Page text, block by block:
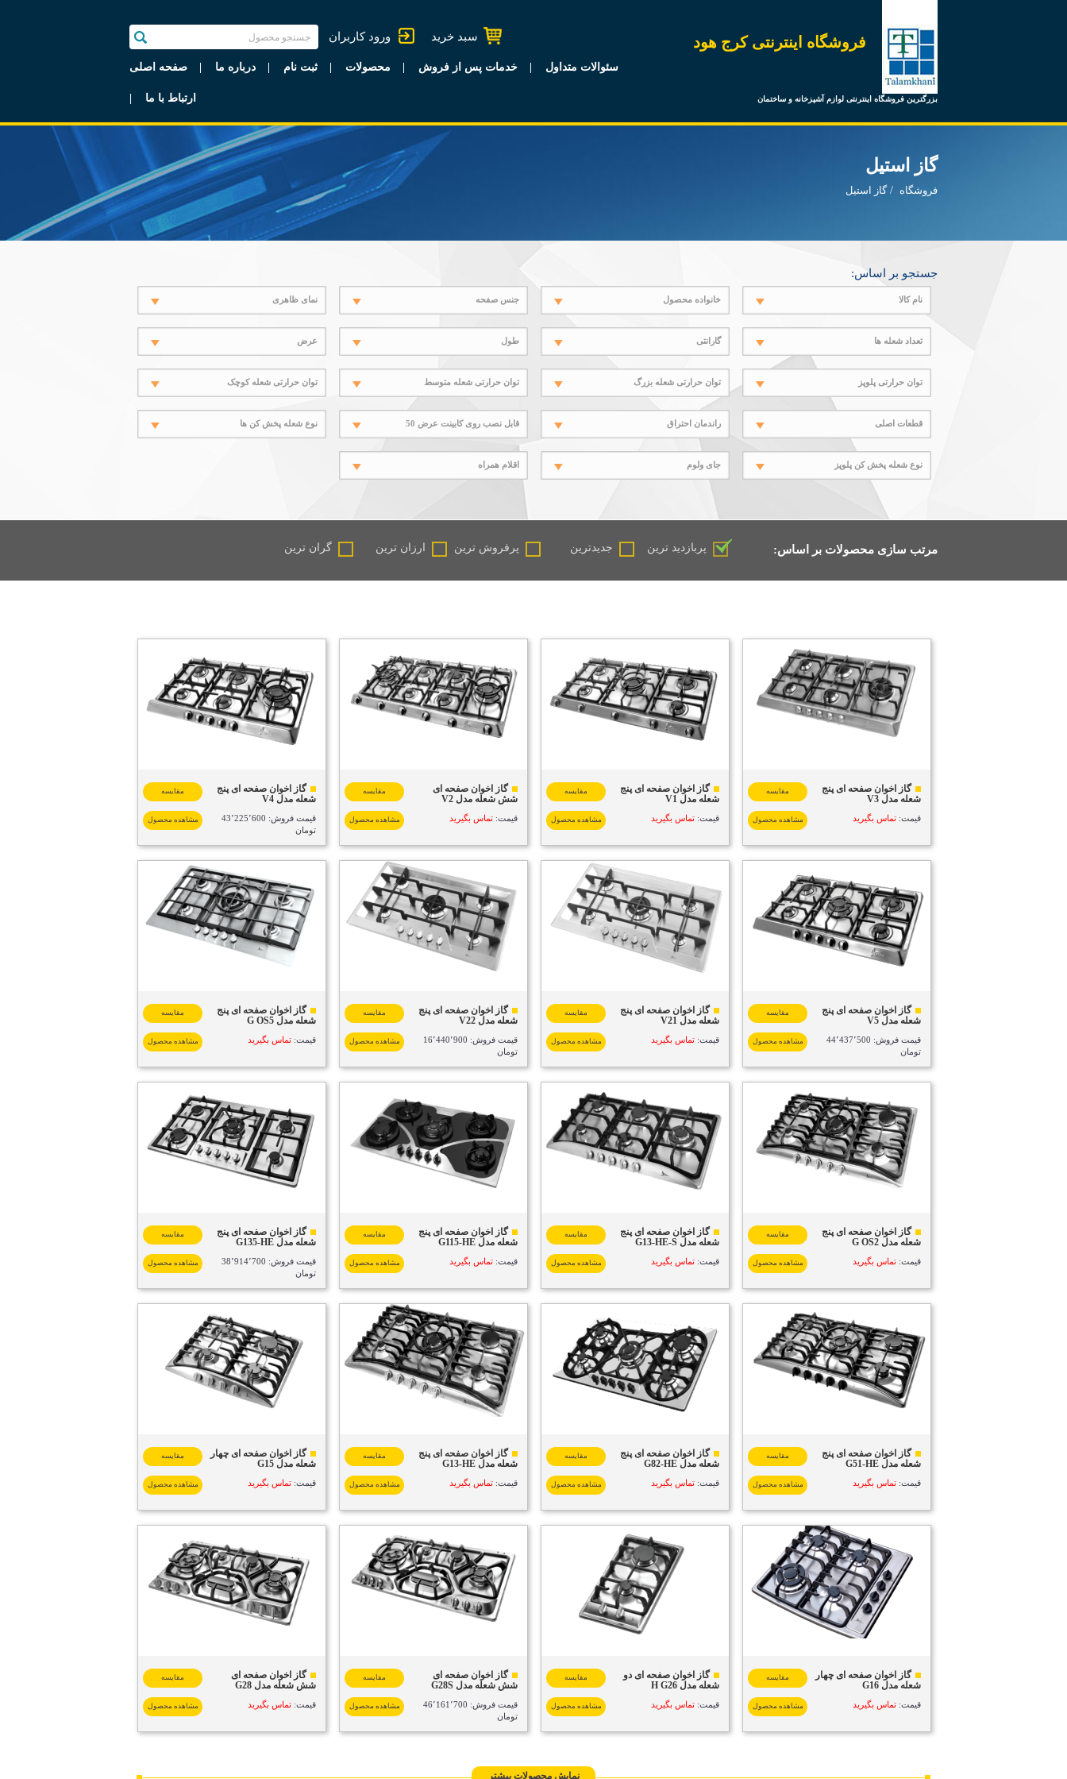
فروشگاه اینترنتی کرج هود
بزرگترین فروشگاه اینترنتی لوازم آشپزخانه و ساختمان
ورود کاربران سبد خرید
صفحه اصلی درباره ما ثبت نام محصولات خدمات پس از فروش سئوالات متداول
ارتباط با ما
گاز استیل
فروشگاه گاز استیل
جستجو بر اساس:
نام کالا خانواده محصول جنس صفحه نمای ظاهری
تعداد شعله ها گارانتی طول عرض
توان حرارتی پلوپز توان حرارتی شعله بزرگ توان حرارتی شعله متوسط توان حرارتی شعله کوچک
قطعات اصلی راندمان احتراق قابل نصب روی کابینت عرض 50 نوع شعله پخش کن ها
نوع شعله پخش کن پلوپز جای ولوم اقلام همراه
مرتب سازی محصولات بر اساس: پربازدید ترین جدیدترین پرفروش ترین ارزان ترین گران ترین
گاز اخوان صفحه ای پنج
شعله مدل V3
قیمت: تماس بگیرید
مقایسه
مشاهده محصول
گاز اخوان صفحه ای پنج
شعله مدل V1
قیمت: تماس بگیرید
مقایسه
مشاهده محصول
گاز اخوان صفحه ای
شش شعله مدل V2
قیمت: تماس بگیرید
مقایسه
مشاهده محصول
گاز اخوان صفحه ای پنج
شعله مدل V4
قیمت فروش: 43٬225٬600
تومان
مقایسه
مشاهده محصول
گاز اخوان صفحه ای پنج
شعله مدل V5
قیمت فروش: 44٬437٬500
تومان
مقایسه
مشاهده محصول
گاز اخوان صفحه ای پنج
شعله مدل V21
قیمت: تماس بگیرید
مقایسه
مشاهده محصول
گاز اخوان صفحه ای پنج
شعله مدل V22
قیمت فروش: 16٬440٬900
تومان
مقایسه
مشاهده محصول
گاز اخوان صفحه ای پنج
شعله مدل G OS5
قیمت: تماس بگیرید
مقایسه
مشاهده محصول
گاز اخوان صفحه ای پنج
شعله مدل G OS2
قیمت: تماس بگیرید
مقایسه
مشاهده محصول
گاز اخوان صفحه ای پنج
شعله مدل G13-HE-S
قیمت: تماس بگیرید
مقایسه
مشاهده محصول
گاز اخوان صفحه ای پنج
شعله مدل G115-HE
قیمت: تماس بگیرید
مقایسه
مشاهده محصول
گاز اخوان صفحه ای پنج
شعله مدل G135-HE
قیمت فروش: 38٬914٬700
تومان
مقایسه
مشاهده محصول
گاز اخوان صفحه ای پنج
شعله مدل G51-HE
قیمت: تماس بگیرید
مقایسه
مشاهده محصول
گاز اخوان صفحه ای پنج
شعله مدل G82-HE
قیمت: تماس بگیرید
مقایسه
مشاهده محصول
گاز اخوان صفحه ای پنج
شعله مدل G13-HE
قیمت: تماس بگیرید
مقایسه
مشاهده محصول
گاز اخوان صفحه ای چهار
شعله مدل G15
قیمت: تماس بگیرید
مقایسه
مشاهده محصول
گاز اخوان صفحه ای چهار
شعله مدل G16
قیمت: تماس بگیرید
مقایسه
مشاهده محصول
گاز اخوان صفحه ای دو
شعله مدل H G26
قیمت: تماس بگیرید
مقایسه
مشاهده محصول
گاز اخوان صفحه ای
شش شعله مدل G28S
قیمت فروش: 46٬161٬700
تومان
مقایسه
مشاهده محصول
گاز اخوان صفحه ای
شش شعله مدل G28
قیمت: تماس بگیرید
مقایسه
مشاهده محصول
نمایش محصولات بیشتر